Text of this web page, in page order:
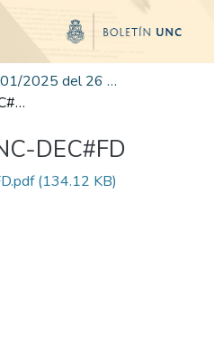
Edición 001/2025 del 26 de mayo de 2025
RD-2025-85-UNC-DEC#FD
DEC#FD
(134.12 KB)